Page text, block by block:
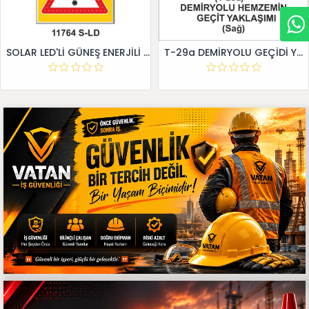
SOLAR LED'Lİ GÜNEŞ ENERJİLİ LEVHA T-29a DEMİRYOLU GEÇİDİ YAKLAŞIM LEVHALARI (Sağ)